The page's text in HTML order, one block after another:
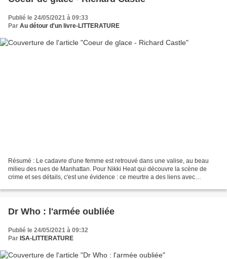
Publié le 24/05/2021 à 09:33
Par Au détour d'un livre-LITTERATURE
Résumé : Le cadavre d'une femme est retrouvé dans une valise, au beau
milieu des rues de Manhattan. Pour Nikki Heat qui découvre la scène de
crime et ses détails, c'est une évidence : ce meurtre a des liens avec
Dr Who : l'armée oubliée
Publié le 24/05/2021 à 09:32
Par ISA-LITTERATURE